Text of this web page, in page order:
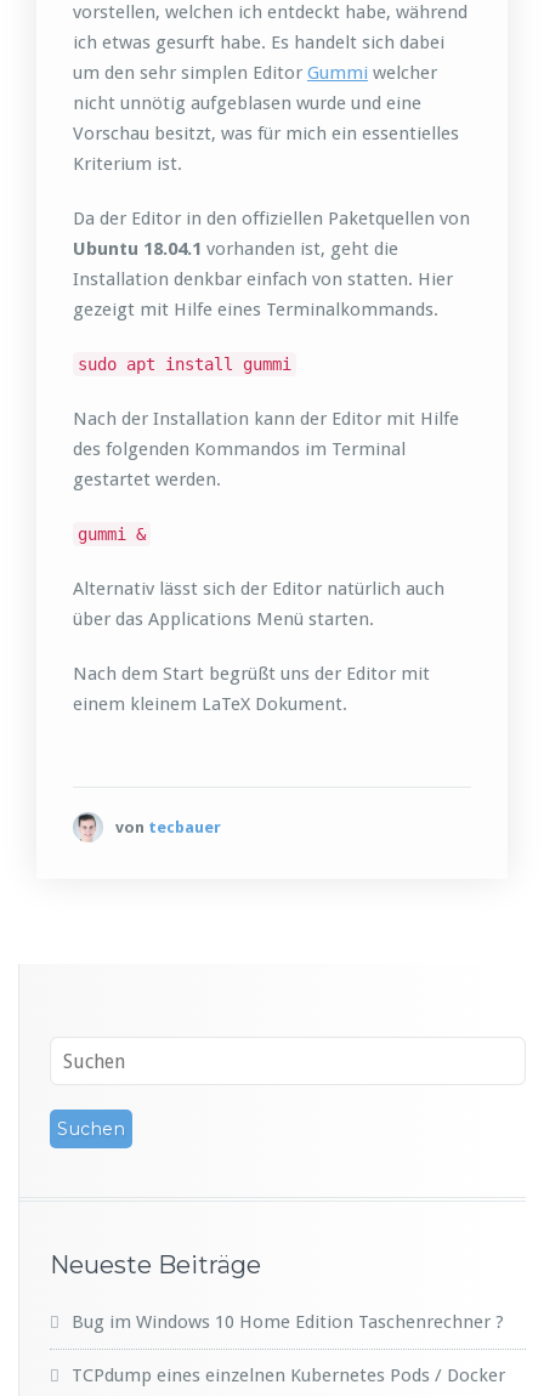
vorstellen, welchen ich entdeckt habe, während
ich etwas gesurft habe. Es handelt sich dabei
um den sehr simplen Editor Gummi welcher
nicht unnötig aufgeblasen wurde und eine
Vorschau besitzt, was für mich ein essentielles
Kriterium ist.
Da der Editor in den offiziellen Paketquellen von
Ubuntu 18.04.1 vorhanden ist, geht die
Installation denkbar einfach von statten. Hier
gezeigt mit Hilfe eines Terminalkommands.
sudo apt install gummi
Nach der Installation kann der Editor mit Hilfe
des folgenden Kommandos im Terminal
gestartet werden.
gummi &
Alternativ lässt sich der Editor natürlich auch
über das Applications Menü starten.
Nach dem Start begrüßt uns der Editor mit
einem kleinem LaTeX Dokument.
von tecbauer
Neueste Beiträge
Bug im Windows 10 Home Edition Taschenrechner ?
TCPdump eines einzelnen Kubernetes Pods / Docker